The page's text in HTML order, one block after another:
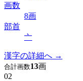
画数
8画
部首
亠
漢字の詳細へ →
合計画数13画
02